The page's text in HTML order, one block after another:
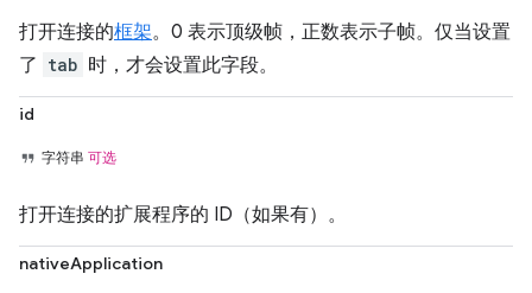
打开连接的框架。0 表示顶级帧，正数表示子帧。仅当设置
了 tab 时，才会设置此字段。
id
字符串 可选
打开连接的扩展程序的 ID（如果有）。
nativeApplication